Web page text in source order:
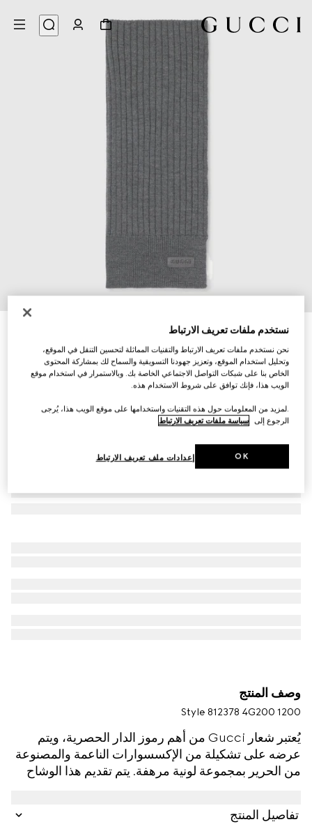
وشاح من الصوف المحبوك مع شعار
تنويعاترمادي
وصف المنتج
Style ‎812378 4G200 1200
يُعتبر شعار Gucci من أهم رموز الدار الحصرية، ويتم
عرضه على تشكيلة من الإكسسوارات الناعمة والمصنوعة
من الحرير بمجموعة لونية مرهفة. يتم تقديم هذا الوشاح
تفاصيل المنتج
نستخدم ملفات تعريف الارتباط
نحن نستخدم ملفات تعريف الارتباط والتقنيات المماثلة لتحسين التنقل في الموقع،
وتحليل استخدام الموقع، وتعزيز جهودنا التسويقية والسماح لك بمشاركة المحتوى
الخاص بنا على شبكات التواصل الاجتماعي الخاصة بك. وبالاستمرار في استخدام موقع
الويب هذا، فإنك توافق على شروط الاستخدام هذه.
.لمزيد من المعلومات حول هذه التقنيات واستخدامها على موقع الويب هذا، يُرجى
الرجوع إلى سياسة ملفات تعريف الارتباط
إعدادات ملف تعريف الارتباط OK